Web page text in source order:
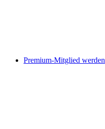
Premium-Mitglied werden